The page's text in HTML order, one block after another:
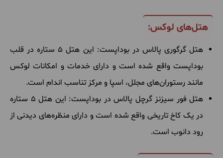
هتل‌های لوکس:
هتل گرگوری پالاس در بوداپست: این هتل 5 ستاره در قلب
بوداپست واقع شده است و دارای خدمات و امکانات لوکس
مانند رستوران‌های مجلل، اسپا و مرکز تناسب اندام است.
هتل فور سیزنز گرچل پالاس در بوداپست: این هتل 5 ستاره
در یک کاخ تاریخی واقع شده است و دارای منظره‌های دیدنی از
رود دانوب است.